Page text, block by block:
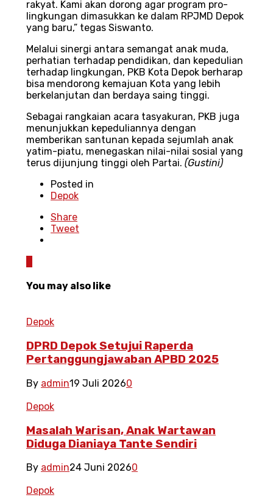
rakyat. Kami akan dorong agar program pro-
lingkungan dimasukkan ke dalam RPJMD Depok
yang baru,” tegas Siswanto.
Melalui sinergi antara semangat anak muda,
perhatian terhadap pendidikan, dan kepedulian
terhadap lingkungan, PKB Kota Depok berharap
bisa mendorong kemajuan Kota yang lebih
berkelanjutan dan berdaya saing tinggi.
Sebagai rangkaian acara tasyakuran, PKB juga
menunjukkan kepeduliannya dengan
memberikan santunan kepada sejumlah anak
yatim-piatu, menegaskan nilai-nilai sosial yang
terus dijunjung tinggi oleh Partai. (Gustini)
Posted in
Depok
Share
Tweet
You may also like
Depok
DPRD Depok Setujui Raperda
Pertanggungjawaban APBD 2025
By admin19 Juli 20260
Depok
Masalah Warisan, Anak Wartawan
Diduga Dianiaya Tante Sendiri
By admin24 Juni 20260
Depok